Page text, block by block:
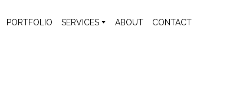
PORTFOLIO SERVICES ABOUT CONTACT